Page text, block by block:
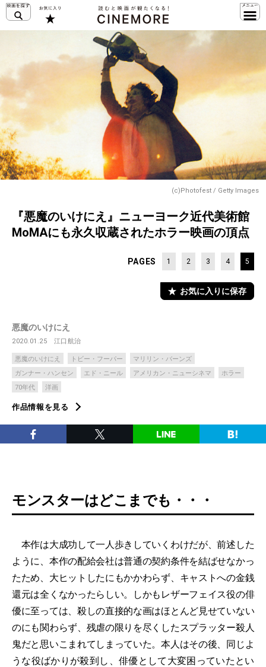
(c)Photofest / Getty Images
『悪魔のいけにえ』ニューヨーク近代美術館
MoMAにも永久収蔵されたホラー映画の頂点
PAGES 1 2 3 4 5
お気に入りに保存
悪魔のいけにえ
2020.01.25 江口航治
悪魔のいけにえ トビー・フーパー
マリリン・バーンズ
ガンナー・ハンセン
エド・ニール アメリカン・ニューシネマ
ホラー
70年代
洋画
作品情報を見る
モンスターはどこまでも・・・
本作は大成功して一人歩きしていくわけだが、前述した
ように、本作の配給会社は普通の契約条件を結ばせなかっ
たため、大ヒットしたにもかかわらず、キャストへの金銭
還元は全くなかったらしい。しかもレザーフェイス役の俳
優に至っては、殺しの直接的な画はほとんど見せていない
のにも関わらず、残虐の限りを尽くしたスプラッター殺人
鬼だと思いこまれてしまっていた。本人はその後、同じよ
うな役ばかりが殺到し、俳優として大変困っていたとい